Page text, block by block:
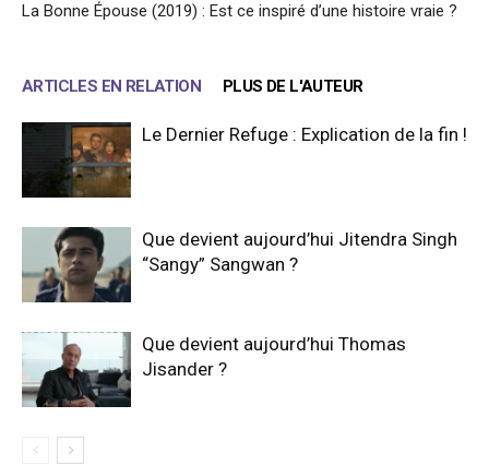
La Bonne Épouse (2019) : Est ce inspiré d’une histoire vraie ?
ARTICLES EN RELATION PLUS DE L'AUTEUR
Le Dernier Refuge : Explication de la fin !
Que devient aujourd’hui Jitendra Singh
“Sangy” Sangwan ?
Que devient aujourd’hui Thomas
Jisander ?